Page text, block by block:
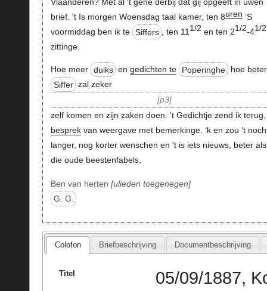
Vlaanderen? Met al 't gene derbij dat gij opgeeft in uwen
brief. 't Is morgen Woensdag taal kamer, ten 8uren’S
voormiddag ben ik te Siffers , ten 111/2 en ten 21/2-41/2
zittinge.
Hoe meer duiks engedichten te Poperinghe
hoe
Siffer zal zeker
p3
zelf komen en zijn zaken doen. 't Gedichtje zend ik
besprekvan weergave met bemerkinge. ‘k en zou ‘t noch
langer, nog korter wenschen en 't is iets nieuws, beter als
die oude beestenfabels.
Ben van herten ulieden toegenegen
G. G.
Colofon Briefbeschrijving Documentbeschrijving
Titel
05/09/1887,